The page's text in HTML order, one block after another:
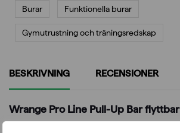
Burar Funktionella burar
Gymutrustning och träningsredskap
BESKRIVNING RECENSIONER
Wrange Pro Line Pull-Up Bar flyttbar